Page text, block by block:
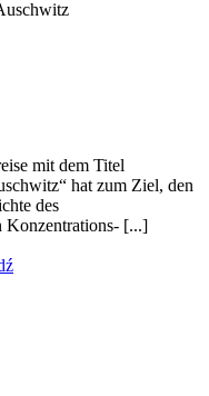
mit dem Titel
hat zum Ziel, den
des
Konzentrations- [...]